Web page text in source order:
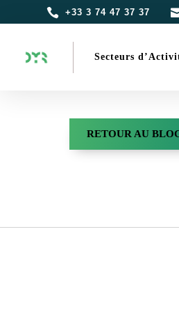
 +33 3 74 47 37 37
Secteurs
RETOUR AU